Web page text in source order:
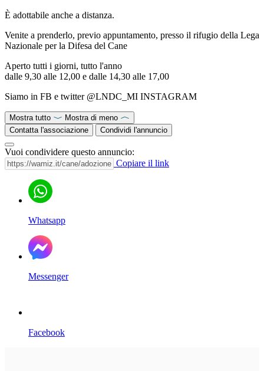
È adottabile anche a distanza.
Venite a prenderlo, previo appuntamento, presso il rifugio della Lega
Nazionale per la Difesa del Cane
Aperto tutti i giorni, tutto l'anno
dalle 9,30 alle 12,00 e dalle 14,30 alle 17,00
Siamo in FB e twitter @LNDC_MI INSTAGRAM
Mostra tutto
Mostra di meno
Contatta l'associazione
Condividi l'annuncio
Vuoi condividere questo annuncio:
Copiare il link
Whatsapp
Messenger
Facebook